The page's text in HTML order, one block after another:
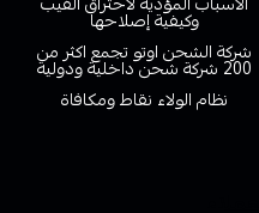
وكيفية إصلاحها
شركة الشحن اوتو تجمع اكثر من
200 شركة شحن داخلية ودولية
نظام الولاء نقاط ومكافاة